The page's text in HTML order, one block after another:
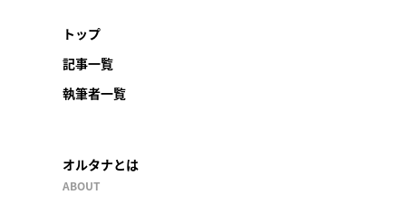
トップ
記事一覧
執筆者一覧
オルタナとは
ABOUT